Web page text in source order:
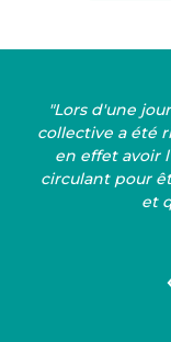
"Lors d'une
collective a été
en effet avoir
circulant pour
et